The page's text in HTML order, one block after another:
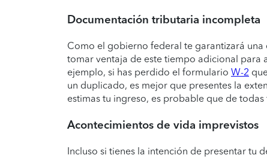
Documentación tributaria incompleta
Como el gobierno federal te garantizará
tomar ventaja de este tiempo adicional para
ejemplo, si has perdido el formulario W-2
un duplicado, es mejor que presentes la
estimas tu ingreso, es probable que de
Acontecimientos de vida imprevistos
Incluso si tienes la intención de presentar tu